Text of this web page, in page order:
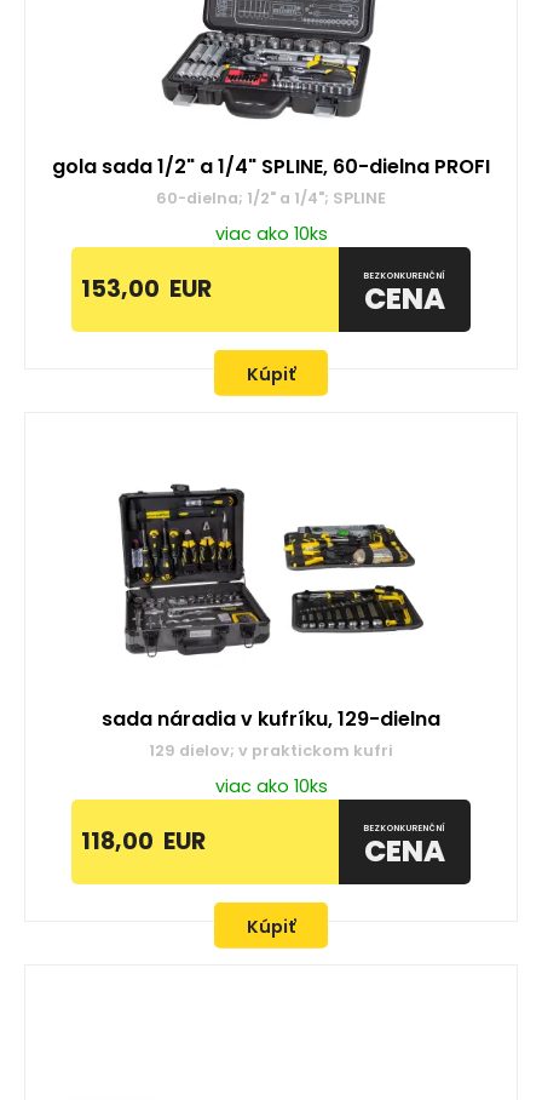
gola sada 1/2" a 1/4" SPLINE, 60-dielna PROFI
60-dielna; 1/2" a 1/4"; SPLINE
viac ako 10ks
153,00 EUR BEZKONKURENČNÍ
CENA
Kúpiť
sada náradia v kufríku, 129-dielna
129 dielov; v praktickom kufri
viac ako 10ks
118,00 EUR BEZKONKURENČNÍ
CENA
Kúpiť